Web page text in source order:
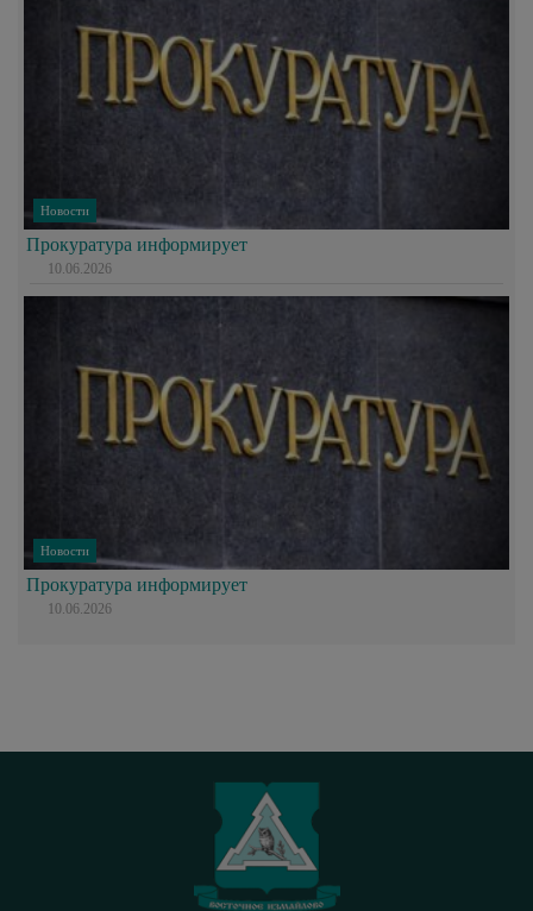
Новости
Прокуратура информирует
10.06.2026
Новости
Прокуратура информирует
10.06.2026